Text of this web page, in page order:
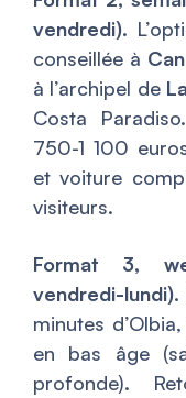
vendredi).
conseillée à
à l’archipel de
Costa
750-1 100
et voiture
visiteurs.
Format 3,
vendredi-lundi).
minutes
en bas âge
profonde).